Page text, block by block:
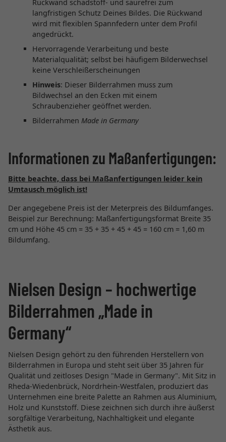
Rückwand schadstoff- und säurefrei zum
langfristigen Schutz Deines Bildes. Die Rückwand
wird mit flexiblen Spannfedern unter dem Profil
angedrückt.
Hervorragende Verarbeitung und beste
Materialqualität; selbst bei häufigem Bilderwechsel
keine Verschleißerscheinungen
Hinweis: Dieser Bilderrahmen muss zum
Bildwechsel an den Ecken mit einem
Schraubenzieher geöffnet werden.
Bilderrahmen Made in Germany
Informationen zu Maßanfertigungen:
Bitte beachte, dass bei Maßanfertigungen leider kein
Umtausch möglich ist!
Der angegebene Preis ist der Meterpreis des Bildumfanges.
Beispiel zur Berechnung: Maßanfertigungsformat Breite 35
cm und Höhe 45 cm = 35 + 35 + 45 + 45 = 160 cm = 1,60 m
Bildumfang.
Nielsen Design – hochwertige
Bilderrahmen „Made in
Germany“
Nielsen Design gehört zu den führenden Herstellern von
Bilderrahmen in Europa und steht seit über 35 Jahren für
Qualität und zeitloses Design "Made in Germany". Mit Sitz in
Rheda-Wiedenbrück, Nordrhein-Westfalen, produziert das
Unternehmen eine breite Palette an Rahmen aus Aluminium,
Holz und Kunststoff. Diese zeichnen sich durch ihre äußerst
sorgfältige Verarbeitung, Nachhaltigkeit und elegante
Ästhetik aus.